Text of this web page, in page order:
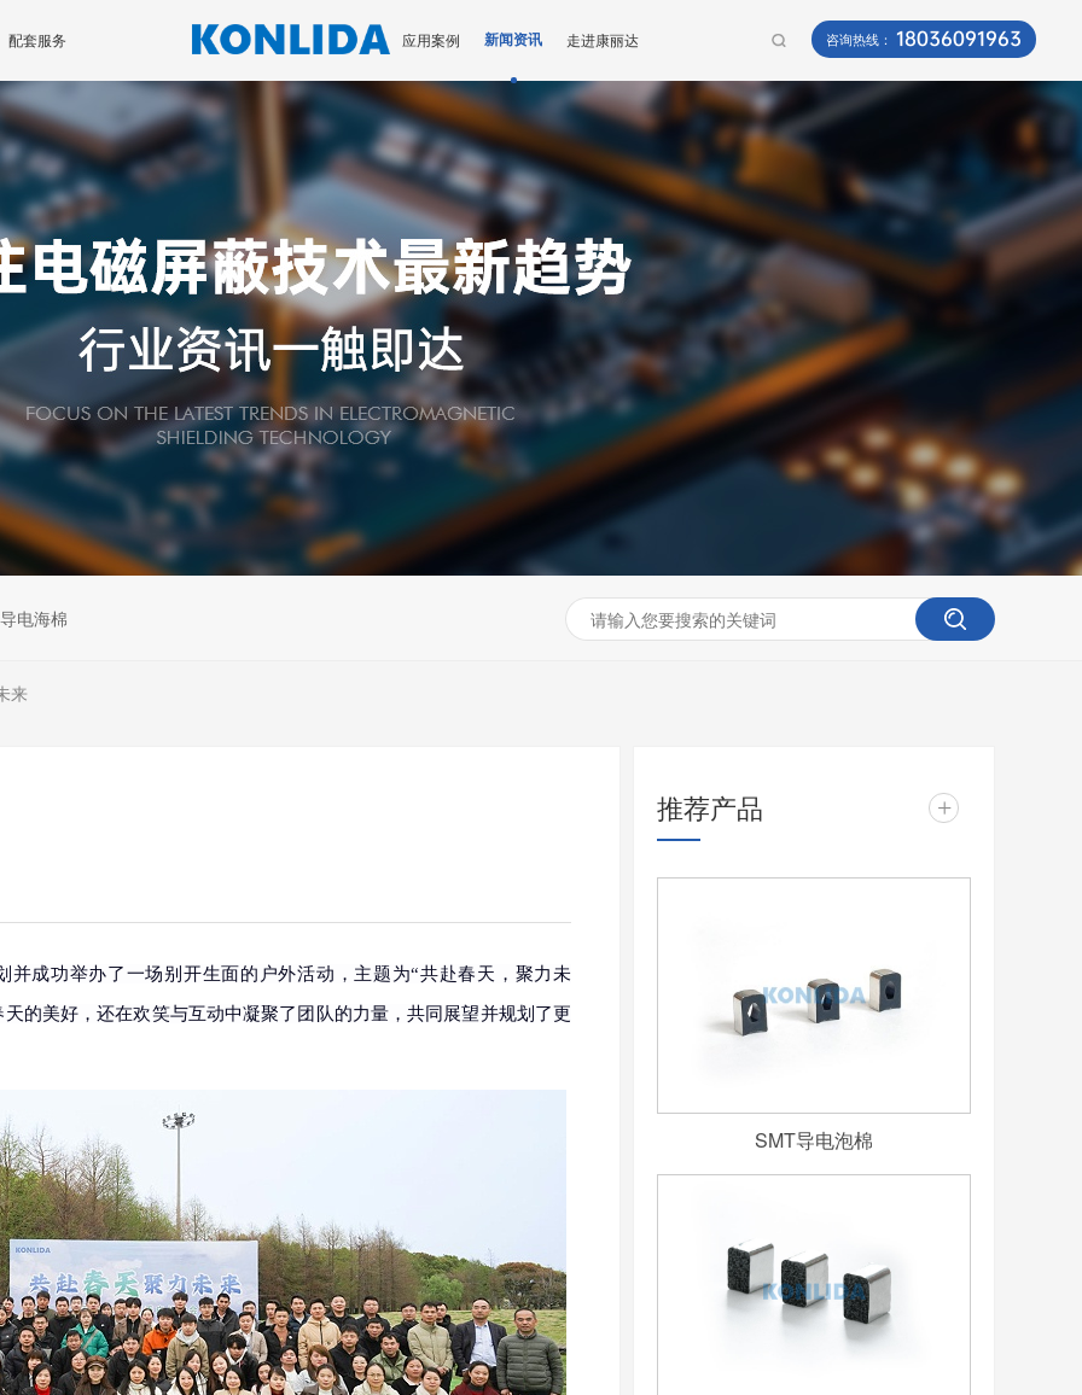
配套服务 应用案例 新闻资讯 走进康丽达 咨询热线：18036091963
电海棉
来
成功举办了一场别开生面的户外活动，主题为“共赴春天，聚力未
的美好，还在欢笑与互动中凝聚了团队的力量，共同展望并规划了更
推荐产品 +
SMT导电泡棉